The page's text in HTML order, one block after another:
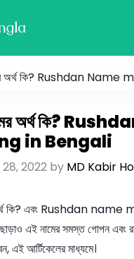
অর্থ কি?
in Bengali
2022 by MD Kabir
কি? এবং Rushdan
এই নামের সমস্ত গোপন এবং
এই আর্টিকেলের মাধ্যমে।